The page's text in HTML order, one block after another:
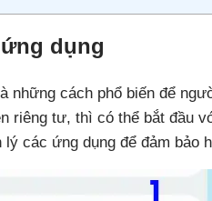
dụng
những cách phổ biến để
riêng tư, thì có thể bắt đầu
lý các ứng dụng để đảm bảo